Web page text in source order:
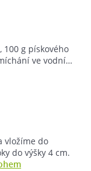
100 g pískového
ve vodní…
vložíme do
do výšky 4 cm.